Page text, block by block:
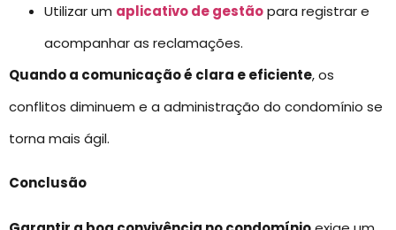
Utilizar um aplicativo de gestãopara registrar e
acompanhar as reclamações.
Quando a comunicação é clara e eficiente, os
conflitos diminuem e a administração do condomínio se
torna mais ágil.
Conclusão